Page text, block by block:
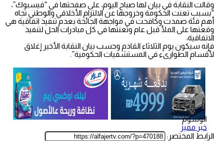
وقالت النقابة في بيان لها صباح اليوم، على صفحتها في “فيسبوك”،
“بسبب تعنت الحكومة وخروجها عن الالتزام الأخلاقي والوطني تجاه
أهم فئة صمدت وكافحت في مواجهة الجائحة بعدم تنفيذ اتفاقية هي
وقعتها على الملأ قبل عام وتعنتها في كل مبادرات الحل لتنفيذ
الاتفاقية،
فإنه سيكون يوم الثلاثاء القادم وحسب بيان النقابة الأخير إغلاق
لأقسام الطوارىء في المستشفيات الحكومية”.
الوسوم
خبر مميز
الرابط المختصر: